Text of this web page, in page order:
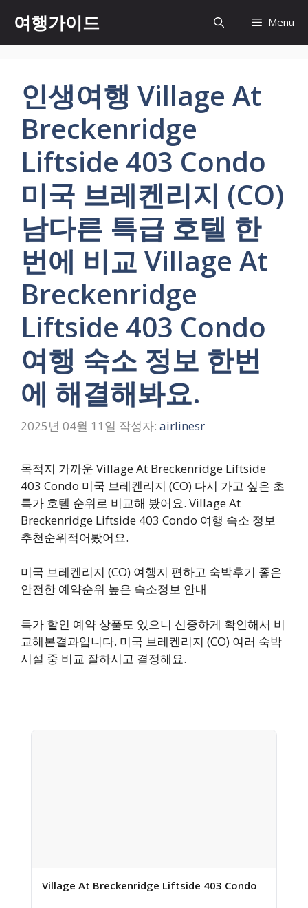
츠
여행가이드 Menu
인생여행 Village At
Breckenridge
Liftside 403 Condo
미국 브레켄리지 (CO)
남다른 특급 호텔 한
번에 비교 Village At
Breckenridge
Liftside 403 Condo
여행 숙소 정보 한번
에 해결해봐요.
2025년 04월 11일 작성자: airlinesr
목적지 가까운 Village At Breckenridge Liftside
403 Condo 미국 브레켄리지 (CO) 다시 가고 싶은 초
특가 호텔 순위로 비교해 봤어요. Village At
Breckenridge Liftside 403 Condo 여행 숙소 정보
추천순위적어봤어요.
미국 브레켄리지 (CO) 여행지 편하고 숙박후기 좋은
안전한 예약순위 높은 숙소정보 안내
특가 할인 예약 상품도 있으니 신중하게 확인해서 비
교해본결과입니다. 미국 브레켄리지 (CO) 여러 숙박
시설 중 비교 잘하시고 결정해요.
Village At Breckenridge Liftside 403 Condo